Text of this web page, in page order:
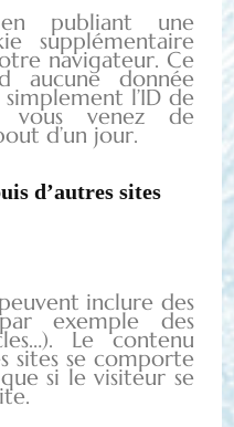
publiant une
supplémentaire
navigateur. Ce
aucune donnée
l’ID de
vous venez de
d’un jour.
d’autres sites
inclure des
exemple des
Le contenu
sites se comporte
si le visiteur se